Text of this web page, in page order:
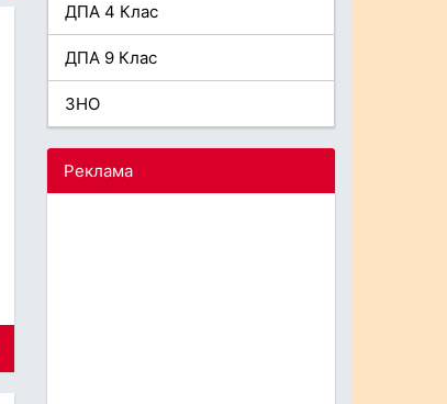
ДПА 4 Клас
ДПА 9 Клас
ЗНО
Реклама